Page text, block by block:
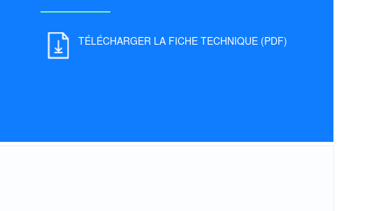
TÉLÉCHARGER LA FICHE TECHNIQUE (PDF)